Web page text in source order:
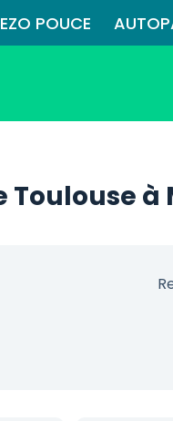
POUCE
Toulouse à